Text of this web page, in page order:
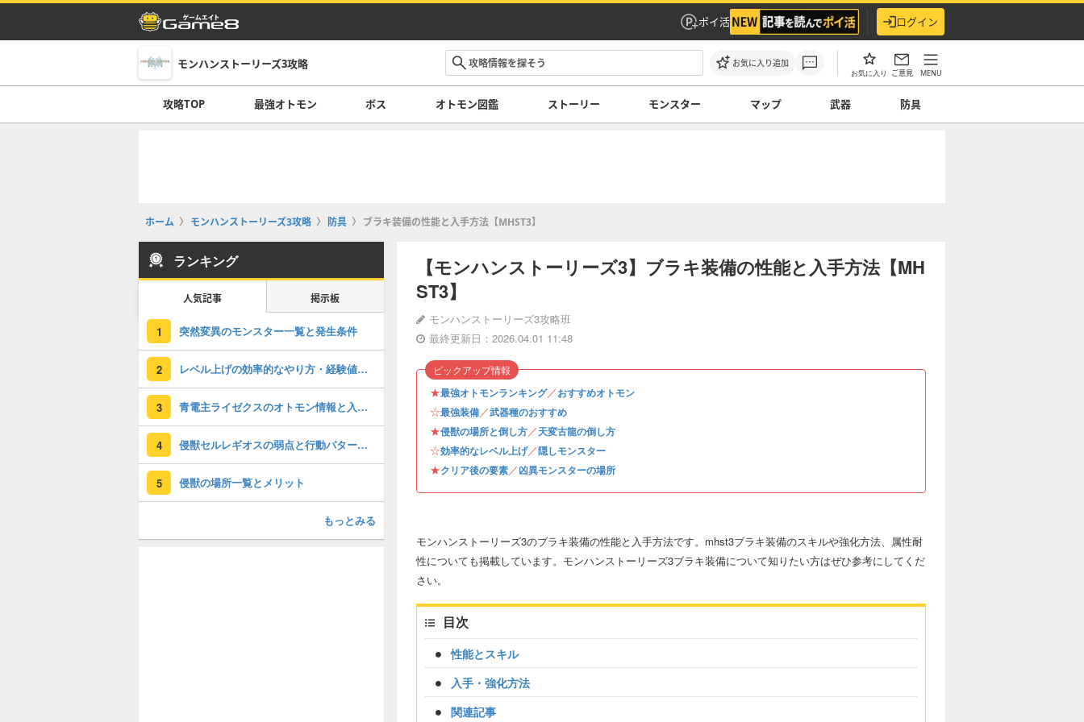
ポイ活 ログイン
モンハンストーリーズ3攻略 お気に入り追加
お気に入り ご意見 MENU
攻略TOP 最強オトモン ボス オトモン図鑑 ストーリー モンスター マップ 武器 防具
ホーム モンハンストーリーズ3攻略 防具 ブラキ装備の性能と入手方法【MHST3】
【モンハンストーリーズ3】ブラキ装備の性能と入手方法【MH
ST3】
モンハンストーリーズ3攻略班
最終更新日：2026.04.01 11:48
★最強オトモンランキング／おすすめオトモン
☆最強装備／武器種のおすすめ
★侵獣の場所と倒し方／天変古龍の倒し方
☆効率的なレベル上げ／隠しモンスター
★クリア後の要素／凶異モンスターの場所
ピックアップ情報
モンハンストーリーズ3のブラキ装備の性能と入手方法です。mhst3ブラキ装備のスキルや強化方法、属性耐
性についても掲載しています。モンハンストーリーズ3ブラキ装備について知りたい方はぜひ参考にしてくだ
さい。
目次
性能とスキル
入手・強化方法
関連記事
ランキング
人気記事 掲示板
1 突然変異のモンスター一覧と発生条件
2 レベル上げの効率的なやり方・経験値稼ぎ
3 青電主ライゼクスのオトモン情報と入手方法・場所
4 侵獣セルレギオスの弱点と行動パターン攻略
5 侵獣の場所一覧とメリット
もっとみる